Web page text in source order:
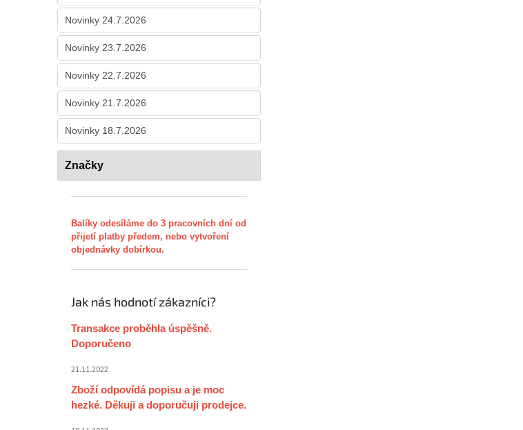
Novinky 24.7.2026
Novinky 23.7.2026
Novinky 22.7.2026
Novinky 21.7.2026
Novinky 18.7.2026
Značky
Balíky odesíláme do 3 pracovních dní od
přijetí platby předem, nebo vytvoření
objednávky dobírkou.
Jak nás hodnotí zákazníci?
Transakce proběhla úspěšně.
Doporučeno
21.11.2022
Zboží odpovídá popisu a je moc
hezké. Děkuji a doporučuji prodejce.